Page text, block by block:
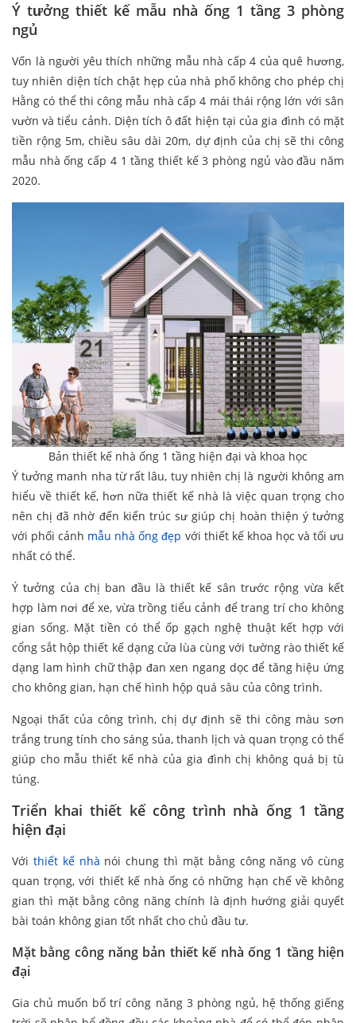
Ý tưởng thiết kế mẫu nhà ống 1 tầng 3 phòng
ngủ
Vốn là người yêu thích những mẫu nhà cấp 4 của quê hương,
tuy nhiên diện tích chật hẹp của nhà phố không cho phép chị
Hằng có thể thi công mẫu nhà cấp 4 mái thái rộng lớn với sân
vườn và tiểu cảnh. Diện tích ô đất hiện tại của gia đình có mặt
tiền rộng 5m, chiều sâu dài 20m, dự định của chị sẽ thi công
mẫu nhà ống cấp 4 1 tầng thiết kế 3 phòng ngủ vào đầu năm
2020.
Bản thiết kế nhà ống 1 tầng hiện đại và khoa học
Ý tưởng manh nha từ rất lâu, tuy nhiên chị là người không am
hiểu về thiết kế, hơn nữa thiết kế nhà là việc quan trọng cho
nên chị đã nhờ đến kiến trúc sư giúp chị hoàn thiện ý tưởng
với phối cảnh mẫu nhà ống đẹp với thiết kế khoa học và tối ưu
nhất có thể.
Ý tưởng của chị ban đầu là thiết kế sân trước rộng vừa kết
hợp làm nơi để xe, vừa trồng tiểu cảnh để trang trí cho không
gian sống. Mặt tiền có thể ốp gạch nghệ thuật kết hợp với
cổng sắt hộp thiết kế dạng cửa lùa cùng với tường rào thiết kế
dạng lam hình chữ thập đan xen ngang dọc để tăng hiệu ứng
cho không gian, hạn chế hình hộp quá sâu của công trình.
Ngoại thất của công trình, chị dự định sẽ thi công màu sơn
trắng trung tính cho sáng sủa, thanh lịch và quan trọng có thể
giúp cho mẫu thiết kế nhà của gia đình chị không quá bị tù
túng.
Triển khai thiết kế công trình nhà ống 1 tầng
hiện đại
Với thiết kế nhà nói chung thì mặt bằng công năng vô cùng
quan trọng, với thiết kế nhà ống có những hạn chế về không
gian thì mặt bằng công năng chính là định hướng giải quyết
bài toán không gian tốt nhất cho chủ đầu tư.
Mặt bằng công năng bản thiết kế nhà ống 1 tầng hiện
đại
Gia chủ muốn bố trí công năng 3 phòng ngủ, hệ thống giếng